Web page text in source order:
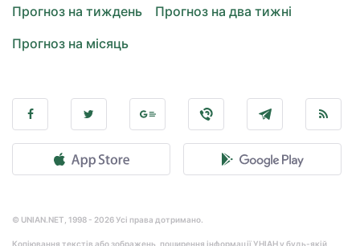
Прогноз на тиждень
Прогноз на два тижні
Прогноз на місяць
© UNIAN.NET, 1998 - 2026 Усі права дотримано.
Копіювання текстів або зображень, поширення інформації УНІАН у будь-якій